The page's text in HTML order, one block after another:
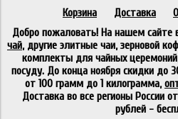
Корзина
Доставка
Добро пожаловать! На нашем
чай, другие элитные чаи, зерновой
комплекты для чайных
посуду. До конца ноября скидки до
от 100 грамм до 1 килограмма,
Доставка во все регионы России
рублей -